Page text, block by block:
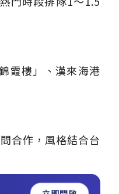
霞樓」、漢來海港
合作，風格結合台